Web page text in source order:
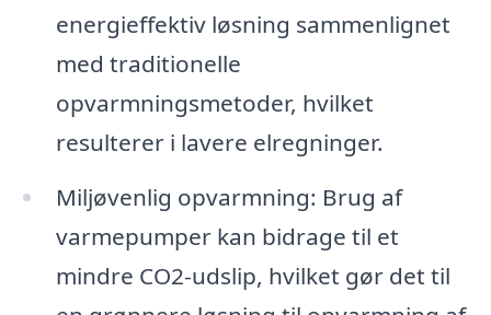
energieffektiv løsning sammenlignet
med traditionelle
opvarmningsmetoder, hvilket
resulterer i lavere elregninger.
Miljøvenlig opvarmning: Brug af
varmepumper kan bidrage til et
mindre CO2-udslip, hvilket gør det til